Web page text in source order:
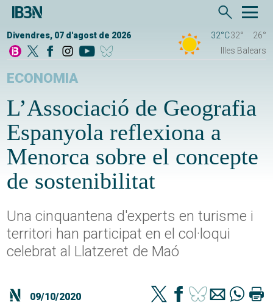
Divendres, 07 d'agost de 2026 32°C32°
26°
Illes Balears
ECONOMIA
L’Associació de Geografia
Espanyola reflexiona a
Menorca sobre el concepte
de sostenibilitat
Una cinquantena d'experts en turisme i
territori han participat en el col·loqui
celebrat al Llatzeret de Maó
09/10/2020